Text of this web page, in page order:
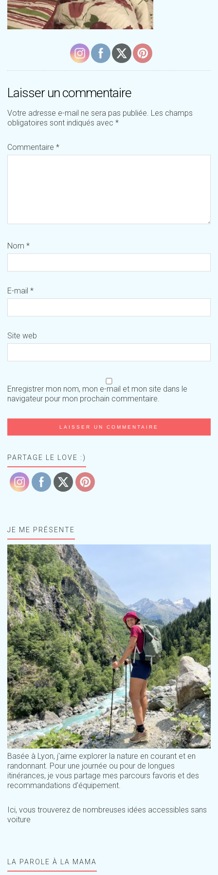
Laisser un commentaire
Votre adresse e-mail ne sera pas publiée. Les champs
obligatoires sont indiqués avec *
Commentaire *
Nom *
E-mail *
Site web
Enregistrer mon nom, mon e-mail et mon site dans le
navigateur pour mon prochain commentaire.
PARTAGE LE LOVE :)
JE ME PRÉSENTE
Basée à Lyon, j'aime explorer la nature en courant et en
randonnant. Pour une journée ou pour de longues
itinérances, je vous partage mes parcours favoris et des
recommandations d'équipement.
Ici, vous trouverez de nombreuses idées accessibles sans
voiture
LA PAROLE À LA MAMA